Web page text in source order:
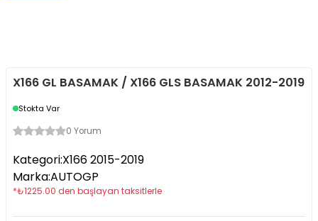
X166 GL BASAMAK / X166 GLS BASAMAK 2012-2019
Stokta Var
0 Yorum
Kategori:X166 2015-2019
Marka:AUTOGP
*₺1225.00 den başlayan taksitlerle